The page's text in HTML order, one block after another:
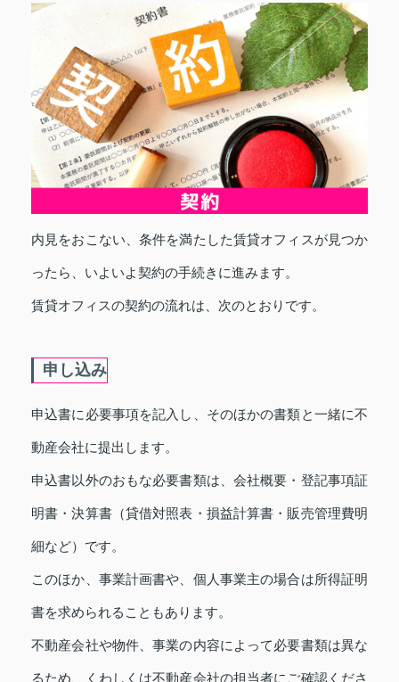
内見をおこない、条件を満たした賃貸オフィスが見つか
ったら、いよいよ契約の手続きに進みます。
賃貸オフィスの契約の流れは、次のとおりです。
申し込み
申込書に必要事項を記入し、そのほかの書類と一緒に不
動産会社に提出します。
申込書以外のおもな必要書類は、会社概要・登記事項証
明書・決算書（貸借対照表・損益計算書・販売管理費明
細など）です。
このほか、事業計画書や、個人事業主の場合は所得証明
書を求められることもあります。
不動産会社や物件、事業の内容によって必要書類は異な
るため、くわしくは不動産会社の担当者にご確認くださ